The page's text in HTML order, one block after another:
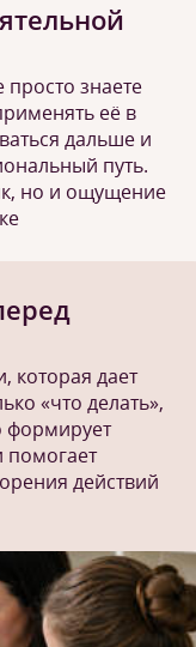
которая дает
«что делать»,
формирует
помогает
действий
знаете
её в
дальше и
путь.
но и ощущение